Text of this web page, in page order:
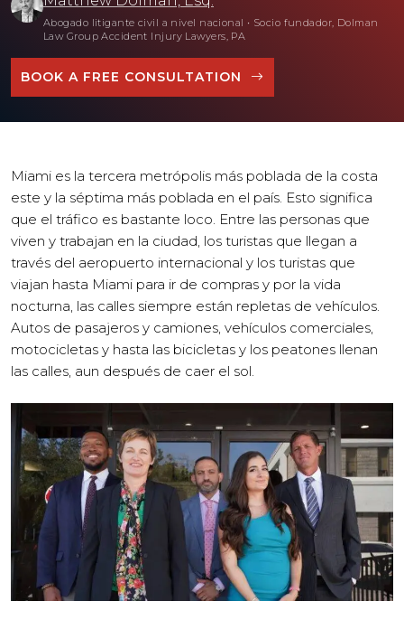
Abogado litigante civil a nivel nacional • Socio fundador, Dolman
Law Group Accident Injury Lawyers, PA
BOOK A FREE CONSULTATION
Miami es la tercera metrópolis más poblada de la costa
este y la séptima más poblada en el país. Esto significa
que el tráfico es bastante loco. Entre las personas que
viven y trabajan en la ciudad, los turistas que llegan a
través del aeropuerto internacional y los turistas que
viajan hasta Miami para ir de compras y por la vida
nocturna, las calles siempre están repletas de vehículos.
Autos de pasajeros y camiones, vehículos comerciales,
motocicletas y hasta las bicicletas y los peatones llenan
las calles, aun después de caer el sol.